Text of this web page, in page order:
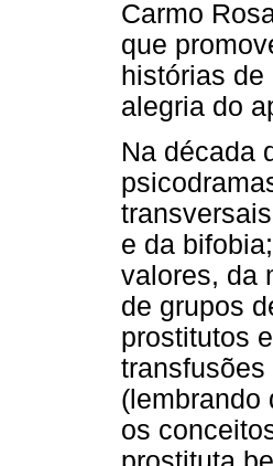
Carmo
que
histórias
alegria do
Na década
e da
valores, da
de grupos
prostitutos
(lembrando
os